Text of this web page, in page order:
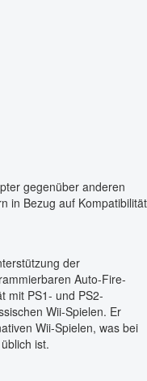
gegenüber anderen
in Bezug auf Kompatibilität
der
Auto-Fire-
mit PS1- und PS2-
Wii-Spielen. Er
Wii-Spielen, was bei
ist.